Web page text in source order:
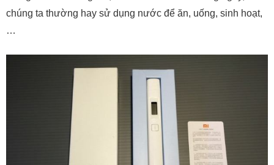
chúng ta thường hay sử dụng nước để ăn, uống, sinh hoạt,
…